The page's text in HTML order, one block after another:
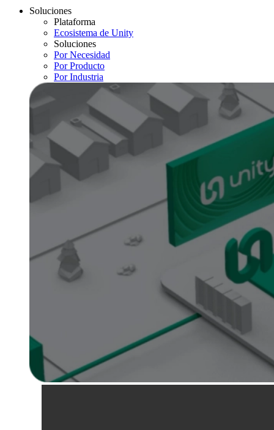
Soluciones
Plataforma
Ecosistema de Unity
Soluciones
Por Necesidad
Por Producto
Por Industria